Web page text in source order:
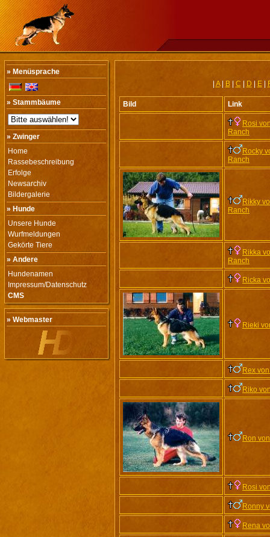
» Menüsprache
» Stammbäume
» Zwinger
Home
Rassebeschreibung
Erfolge
Newsarchiv
Bildergalerie
» Hunde
Unsere Hunde
Wurfmeldungen
Gekörte Tiere
» Andere
Hundenamen
Impressum/Datenschutz
CMS
» Webmaster
A| B| C D E|
Bild Link
Rosi
Ranch
Rocky
Ranch
Rikky
Ranch
Rikka
Ranch
Ricka
Rieki
Rex
Riko
Ron
Rosi
Ronny
Rena